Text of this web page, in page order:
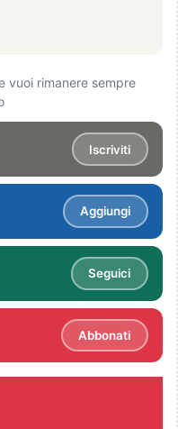
vuoi rimanere sempre
Iscriviti
Aggiungi
Seguici
Abbonati